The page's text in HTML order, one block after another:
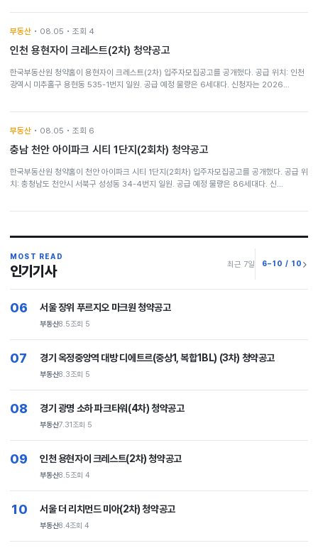
부동산 • 08.05 • 조회 4
인천 용현자이 크레스트(2차) 청약공고
한국부동산원 청약홈이 용현자이 크레스트(2차) 입주자모집공고를 공개했다. 공급 위치: 인천
광역시 미추홀구 용현동 535-1번지 일원. 공급 예정 물량은 6세대다. 신청자는 2026…
부동산 • 08.05 • 조회 6
충남 천안 아이파크 시티 1단지(2회차) 청약공고
한국부동산원 청약홈이 천안 아이파크 시티 1단지(2회차) 입주자모집공고를 공개했다. 공급 위
치: 충청남도 천안시 서북구 성성동 34-4번지 일원. 공급 예정 물량은 86세대다. 신…
MOST READ
인기기사 최근 7일 6–10 / 10
06 서울 장위 푸르지오 마크원 청약공고
부동산8.5조회 5
07 경기 옥정중앙역 대방 디에트르(중상1, 복합1BL) (3차) 청약공고
부동산8.3조회 5
08 경기 광명 소하 파크타워(4차) 청약공고
부동산7.31조회 5
09 인천 용현자이 크레스트(2차) 청약공고
부동산8.5조회 4
10 서울 더 리치먼드 미아(2차) 청약공고
부동산8.4조회 4